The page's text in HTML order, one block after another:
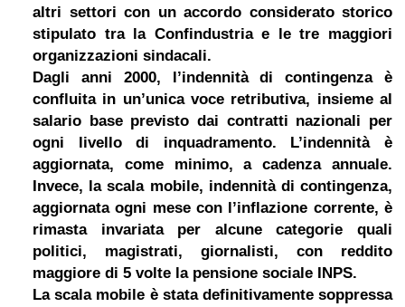
altri settori con un accordo considerato storico
stipulato tra la Confindustria e le tre maggiori
organizzazioni sindacali.
Dagli anni 2000, l’indennità di contingenza è
confluita in un’unica voce retributiva, insieme al
salario base previsto dai contratti nazionali per
ogni livello di inquadramento. L’indennità è
aggiornata, come minimo, a cadenza annuale.
Invece, la scala mobile, indennità di contingenza,
aggiornata ogni mese con l’inflazione corrente, è
rimasta invariata per alcune categorie quali
politici, magistrati, giornalisti, con reddito
maggiore di 5 volte la pensione sociale INPS.
La scala mobile è stata definitivamente soppressa